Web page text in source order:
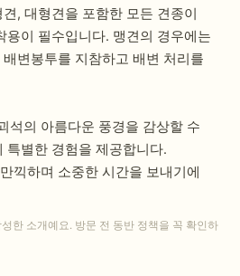
, 대형견을 포함한 모든 견종이
용이 필수입니다. 맹견의 경우에는
변봉투를 지참하고 배변 처리를
석의 아름다운 풍경을 감상할 수
특별한 경험을 제공합니다.
끽하며 소중한 시간을 보내기에
한 소개예요. 방문 전 동반 정책을 꼭 확인하